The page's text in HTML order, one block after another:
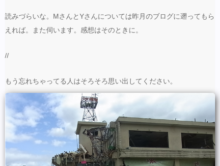
読みづらいな。MさんとYさんについては昨月のブログに遡ってもら
えれば。また伺います。感想はそのときに。
//
もう忘れちゃってる人はそろそろ思い出してください。